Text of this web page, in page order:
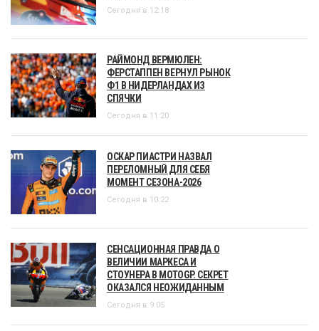
Сегодня в 12:18
РАЙМОНД ВЕРМЮЛЕН:
ФЕРСТАППЕН ВЕРНУЛ РЫНОК
Ф1 В НИДЕРЛАНДАХ ИЗ
СПЯЧКИ
Сегодня в 11:20
ОСКАР ПИАСТРИ НАЗВАЛ
ПЕРЕЛОМНЫЙ ДЛЯ СЕБЯ
МОМЕНТ СЕЗОНА-2026
Сегодня в 10:22
СЕНСАЦИОННАЯ ПРАВДА О
ВЕЛИЧИИ МАРКЕСА И
СТОУНЕРА В MOTOGP. СЕКРЕТ
ОКАЗАЛСЯ НЕОЖИДАННЫМ
Сегодня в 9:05